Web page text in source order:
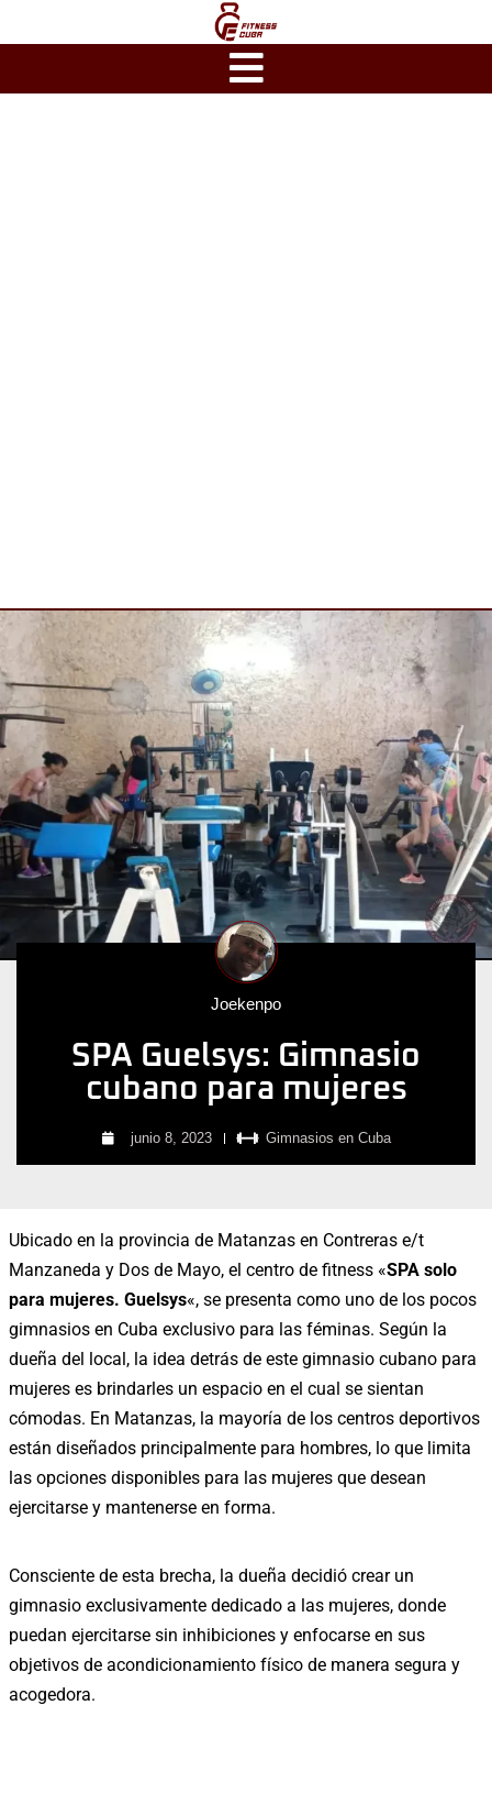
Joekenpo
SPA Guelsys: Gimnasio
cubano para mujeres
junio 8, 2023 Gimnasios en Cuba
Ubicado en la provincia de Matanzas en Contreras e/t
Manzaneda y Dos de Mayo, el centro de fitness «SPA solo
para mujeres. Guelsys«, se presenta como uno de los pocos
gimnasios en Cuba exclusivo para las féminas. Según la
dueña del local, la idea detrás de este gimnasio cubano para
mujeres es brindarles un espacio en el cual se sientan
cómodas. En Matanzas, la mayoría de los centros deportivos
están diseñados principalmente para hombres, lo que limita
las opciones disponibles para las mujeres que desean
ejercitarse y mantenerse en forma.
Consciente de esta brecha, la dueña decidió crear un
gimnasio exclusivamente dedicado a las mujeres, donde
puedan ejercitarse sin inhibiciones y enfocarse en sus
objetivos de acondicionamiento físico de manera segura y
acogedora.